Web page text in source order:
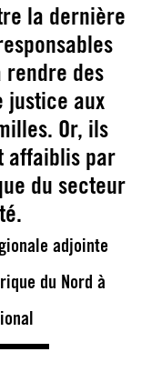
la dernière
rendre des
justice aux
Or, ils
affaiblis par
du secteur
adjointe
du Nord à